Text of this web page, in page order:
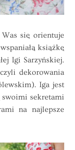
się orientuje
książkę
Igi Sarzyńskiej.
dekorowania
Iga jest
sekretami
na najlepsze